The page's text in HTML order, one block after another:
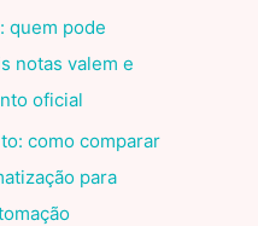
quem pode
notas valem e
oficial
como comparar
para